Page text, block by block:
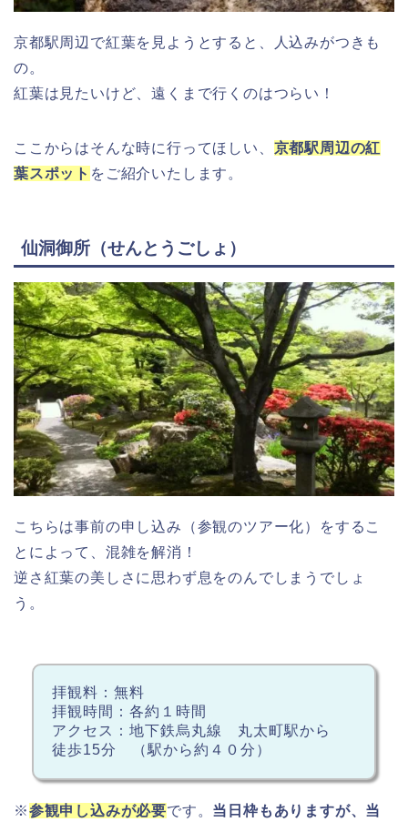
京都駅周辺で紅葉を見ようとすると、人込みがつきも
の。
紅葉は見たいけど、遠くまで行くのはつらい！
ここからはそんな時に行ってほしい、 京都駅周辺の紅
葉スポット をご紹介いたします。
仙洞御所（せんとうごしょ）
こちらは事前の申し込み（参観のツアー化）をするこ
とによって、混雑を解消！
逆さ紅葉の美しさに思わず息をのんでしまうでしょ
う。
拝観料：無料
拝観時間：各約１時間
アクセス：地下鉄烏丸線 丸太町駅から
徒歩15分 （駅から約４０分）
※参観申し込みが必要です。 当日枠もありますが、当